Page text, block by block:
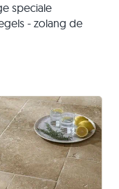
speciale
- zolang de